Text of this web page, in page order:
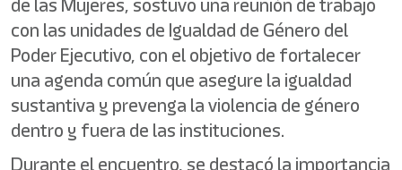
con las unidades de Igualdad de Género del
Poder Ejecutivo, con el objetivo de fortalecer
una agenda común que asegure la igualdad
sustantiva y prevenga la violencia de género
dentro y fuera de las instituciones.
Durante el encuentro, se destacó la importancia